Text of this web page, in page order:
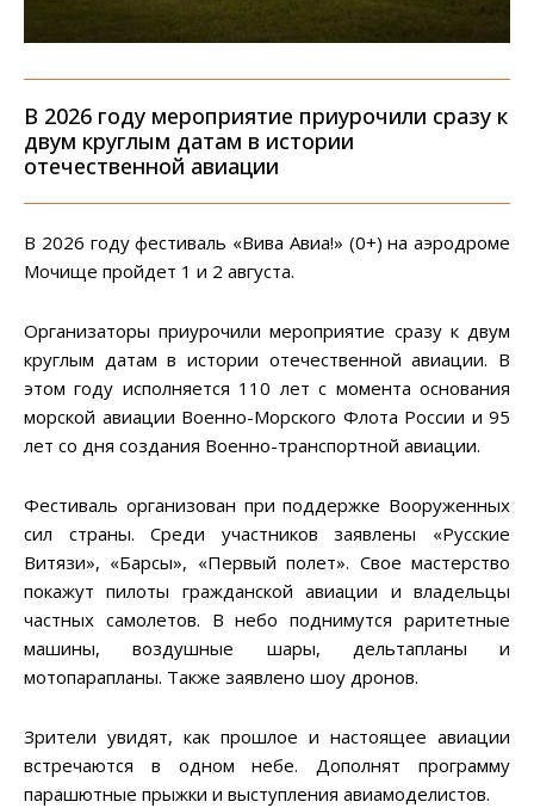
В 2026 году мероприятие приурочили сразу к
двум круглым датам в истории
отечественной авиации
В 2026 году фестиваль «Вива Авиа!» (0+) на аэродроме
Мочище пройдет 1 и 2 августа.
Организаторы приурочили мероприятие сразу к двум
круглым датам в истории отечественной авиации. В
этом году исполняется 110 лет с момента основания
морской авиации Военно-Морского Флота России и 95
лет со дня создания Военно-транспортной авиации.
Фестиваль организован при поддержке Вооруженных
сил страны. Среди участников заявлены «Русские
Витязи», «Барсы», «Первый полет». Свое мастерство
покажут пилоты гражданской авиации и владельцы
частных самолетов. В небо поднимутся раритетные
машины, воздушные шары, дельтапланы и
мотопарапланы. Также заявлено шоу дронов.
Зрители увидят, как прошлое и настоящее авиации
встречаются в одном небе. Дополнят программу
парашютные прыжки и выступления авиамоделистов.